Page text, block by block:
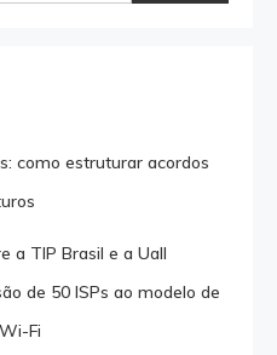
como estruturar acordos
a TIP Brasil e a Uall
de 50 ISPs ao modelo de
Fi